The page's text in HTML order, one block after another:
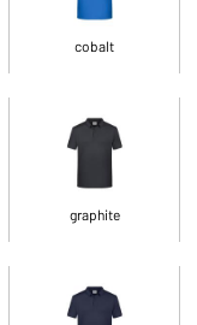
cobalt
graphite